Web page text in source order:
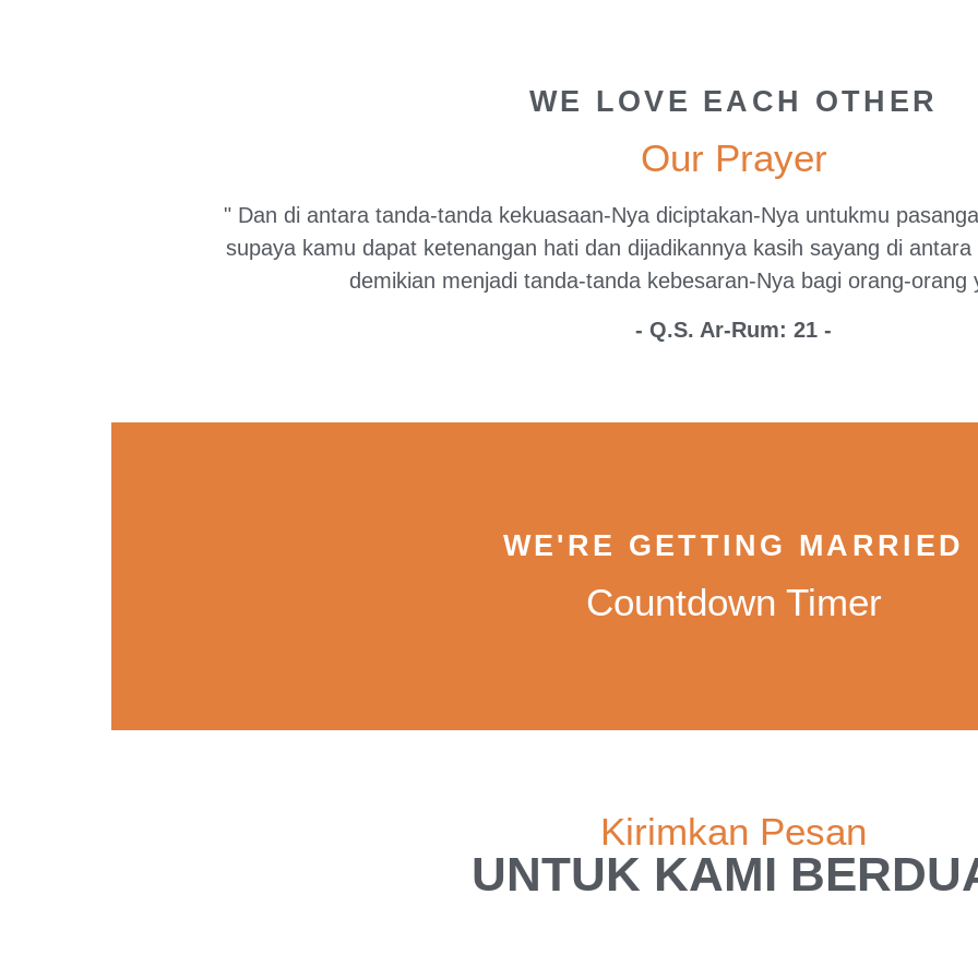
WE LOVE EACH OTHER
Our Prayer
" Dan di antara tanda-tanda kekuasaan-Nya diciptakan-Nya untukmu
supaya kamu dapat ketenangan hati dan dijadikannya kasih sayang di
demikian menjadi tanda-tanda kebesaran-Nya bagi orang-orang
- Q.S. Ar-Rum: 21 -
WE'RE GETTING MARRIED
Countdown Timer
Kirimkan Pesan
UNTUK KAMI